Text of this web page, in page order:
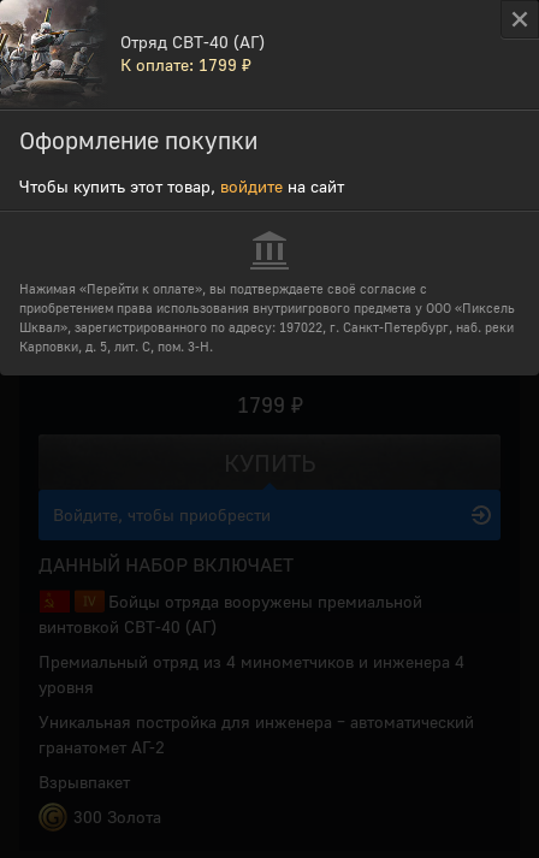
Активация бонус-кода
Войдите, чтобы активировать код
War Thunder
Crossout
ENLISTED
Отряды
Отряд СВТ-40 (АГ)
1799 ₽
КУПИТЬ
Войдите, чтобы приобрести
ДАННЫЙ НАБОР ВКЛЮЧАЕТ
Бойцы отряда вооружены премиальной
винтовкой СВТ-40 (АГ)
Премиальный отряд из 4 минометчиков и инженера 4
уровня
Уникальная постройка для инженера – автоматический
гранатомет АГ-2
Взрывпакет
300 Золота
Отряд СВТ-40 (АГ)
К оплате: 1799 ₽
Оформление покупки
Чтобы купить этот товар, войдите на сайт
Нажимая «Перейти к оплате», вы подтверждаете своё согласие с
приобретением права использования внутриигрового предмета у ООО «Пиксель
Шквал», зарегистрированного по адресу: 197022, г. Санкт-Петербург, наб. реки
Карповки, д. 5, лит. С, пом. 3-Н.